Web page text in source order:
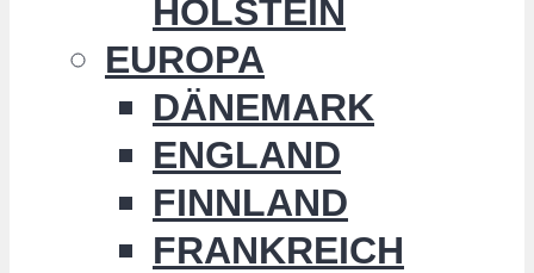
HOLSTEIN
EUROPA
DÄNEMARK
ENGLAND
FINNLAND
FRANKREICH